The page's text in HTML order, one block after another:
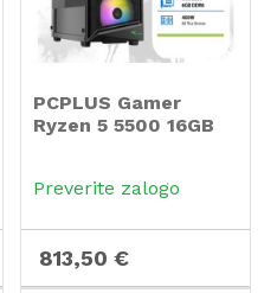
PCPLUS Gamer
Ryzen 5 5500 16GB
računalnik
Preverite zalogo
813,50 €